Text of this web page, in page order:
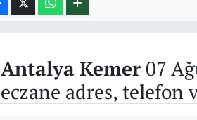
AntalyaKemer07
eczane adres, telefon